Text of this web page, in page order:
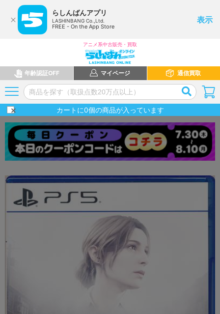
らしんばんアプリ
LASHINBANG Co.,Ltd.
FREE - On the App Store
表示
アニメ系中古販売・買取
年齢認証OFF マイページ 通信買取
カートに0個の商品が入っています